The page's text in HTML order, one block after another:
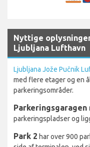
Nyttige
Ljubljana Lufthavn
Ljubljana Jože Pučnik
med flere etager og en
parkeringsområder.
parkeringspladser og
Park 2 har over 900